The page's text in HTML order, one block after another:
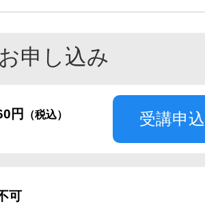
お申し込み
円 （税込） 受講申込
可